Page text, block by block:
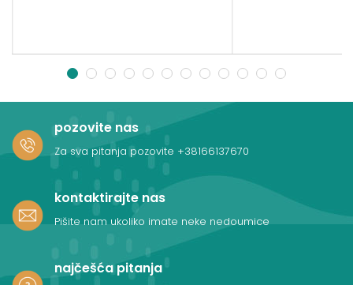
1 2 3 4 5 6 7 8 9 10 11 12
pozovite nas
Za sva pitanja pozovite +38166137670
kontaktirajte nas
Pišite nam ukoliko imate neke nedoumice
najčešća pitanja